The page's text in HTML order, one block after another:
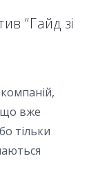
“Гайд зі
що вже
тільки